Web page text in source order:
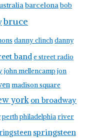
barcelonabob
bruce
danny clinchdanny
bande street radio
john mellencamp jon
madison square
york on broadway
perthphiladelphiariver
springsteen